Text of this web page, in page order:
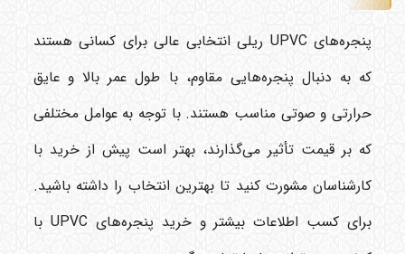
پنجره‌های UPVC ریلی انتخابی عالی برای کسانی هستند
که به دنبال پنجره‌هایی مقاوم، با طول عمر بالا و عایق
حرارتی و صوتی مناسب هستند. با توجه به عوامل مختلفی
که بر قیمت تأثیر می‌گذارند، بهتر است پیش از خرید با
کارشناسان مشورت کنید تا بهترین انتخاب را داشته باشید.
برای کسب اطلاعات بیشتر و خرید پنجره‌های UPVC با